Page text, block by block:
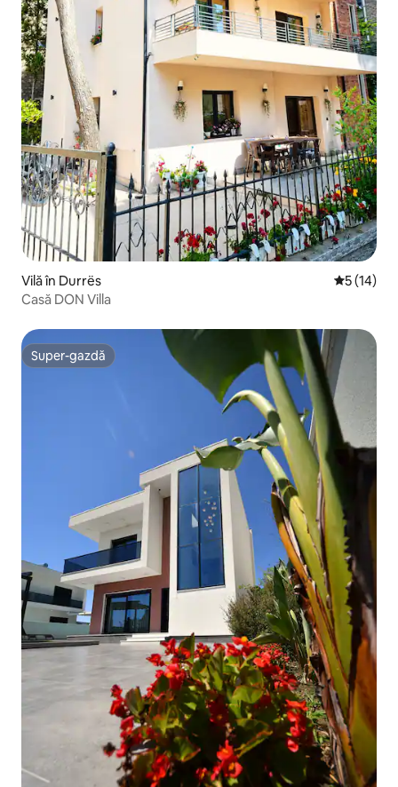
Vilă în Durrës Scor
5 (14)
Casă DON Villa
Super-gazdă
Super-gazdă